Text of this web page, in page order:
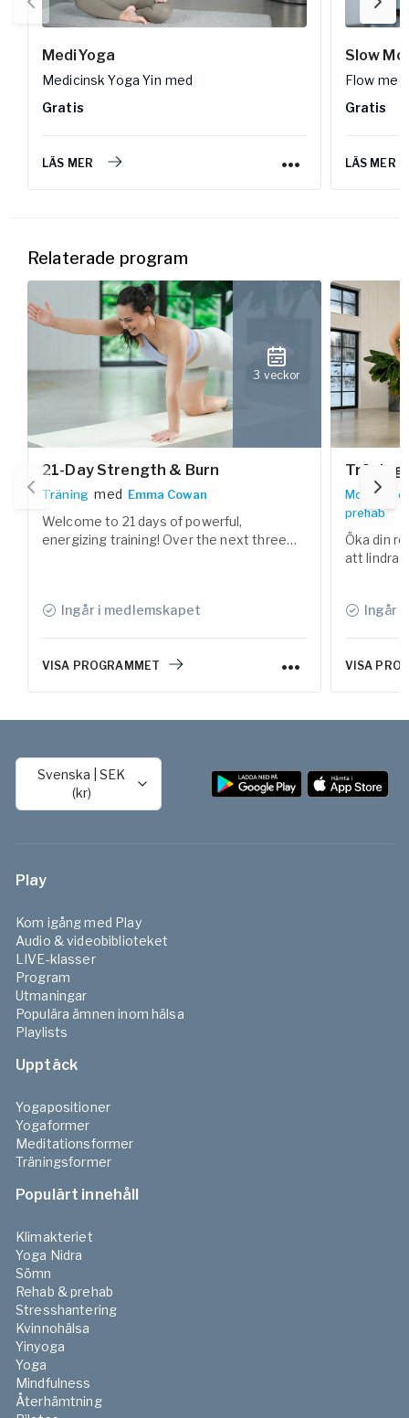
MediYoga
Medicinsk Yoga Yin med
Gratis
LÄS MER
Slow
Flow med
Gratis
LÄS MER
Relaterade program
3 veckor
21-Day Strength & Burn
Träning med Emma Cowan
Welcome to 21 days of powerful,
energizing training! Over the next three
helping you feel stronger, more energized,
Ingår i medlemskapet
VISA PROGRAMMET
Träning
Mobilitet
prehab
Öka din
att lindra
Ingår i
VISA
Svenska |SEK
(kr)
Play
Kom igång med Play
Audio & videobiblioteket
LIVE-klasser
Program
Utmaningar
Populära ämnen inom hälsa
Playlists
Upptäck
Yogapositioner
Yogaformer
Meditationsformer
Träningsformer
Populärt innehåll
Klimakteriet
Yoga Nidra
Sömn
Rehab & prehab
Stresshantering
Kvinnohälsa
Yinyoga
Yoga
Mindfulness
Återhämtning